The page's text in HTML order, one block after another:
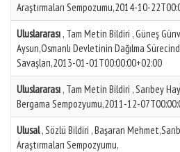
Araştırmaları Sempozumu,2014-10-
Uluslararası , Tam Metin Bildiri , Güneş
Aysun,Osmanlı Devletinin Dağılma
Savaşları,2013-01-01T00:00:00+02:00
Uluslararası , Tam Metin Bildiri , Sarıbey
Bergama Sempozyumu,2011-12-
Ulusal, Sözlü Bildiri , Başaran
Araştırmaları Sempozyumu,